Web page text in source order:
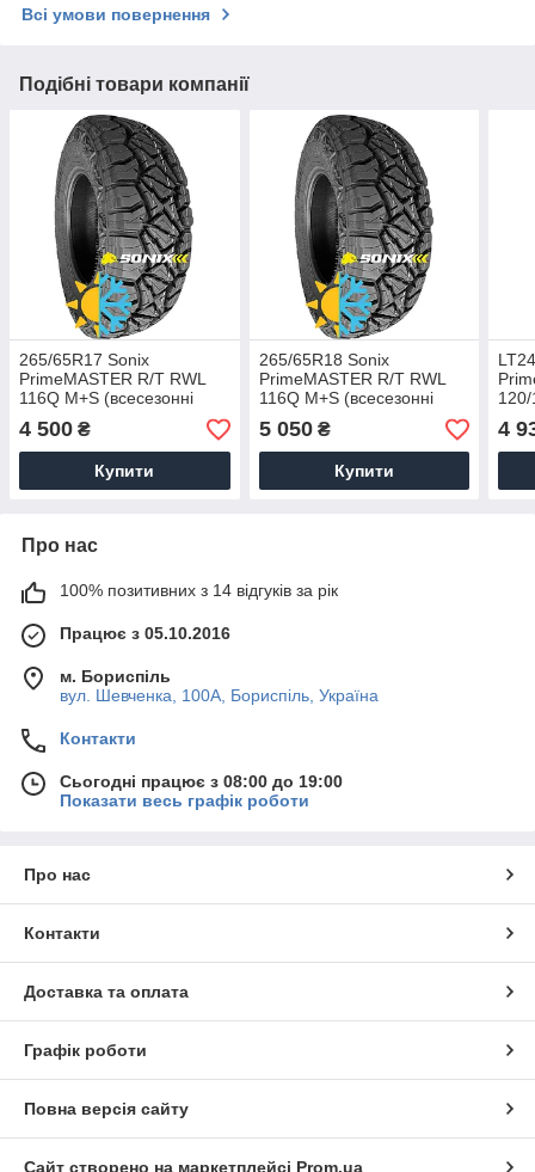
Всі умови повернення
Подібні товари компанії
265/65R17 Sonix
PrimeMASTER R/Т RWL
116Q M+S (всесезонні
шини)
4 500 ₴
Купити
265/65R18 Sonix
PrimeMASTER R/Т RWL
116Q M+S (всесезонні
шини)
5 050₴
Купити
120/
4
Про нас
100% позитивних з 14 відгуків за рік
Працює з 05.10.2016
м. Бориспіль
вул. Шевченка, 100А, Бориспіль, Україна
Контакти
Сьогодні працює з 08:00 до 19:00
Показати весь графік роботи
Про нас
Контакти
Доставка та оплата
Графік роботи
Повна версія сайту
Сайт створено на маркетплейсі Prom.ua